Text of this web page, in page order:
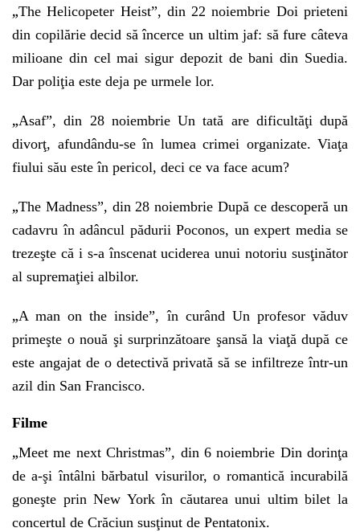
„The Helicopeter Heist”, din 22 noiembrie Doi prieteni
din copilărie decid să încerce un ultim jaf: să fure câteva
milioane din cel mai sigur depozit de bani din Suedia.
Dar poliţia este deja pe urmele lor.
„Asaf”, din 28 noiembrie Un tată are dificultăţi după
divorţ, afundându-se în lumea crimei organizate. Viaţa
fiului său este în pericol, deci ce va face acum?
„The Madness”, din 28 noiembrie După ce descoperă un
cadavru în adâncul pădurii Poconos, un expert media se
trezeşte că i s-a înscenat uciderea unui notoriu susţinător
al supremaţiei albilor.
„A man on the inside”, în curând Un profesor văduv
primeşte o nouă şi surprinzătoare şansă la viaţă după ce
este angajat de o detectivă privată să se infiltreze într-un
azil din San Francisco.
Filme
„Meet me next Christmas”, din 6 noiembrie Din dorinţa
de a-şi întâlni bărbatul visurilor, o romantică incurabilă
goneşte prin New York în căutarea unui ultim bilet la
concertul de Crăciun susţinut de Pentatonix.